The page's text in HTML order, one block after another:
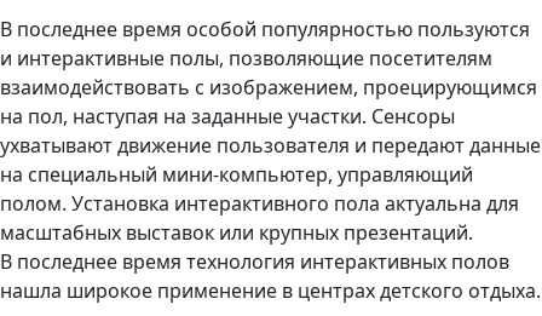
В последнее время особой популярностью пользуются
и интерактивные полы, позволяющие посетителям
взаимодействовать с изображением, проецирующимся
на пол, наступая на заданные участки. Сенсоры
ухватывают движение пользователя и передают данные
на специальный мини-компьютер, управляющий
полом. Установка интерактивного пола актуальна для
масштабных выставок или крупных презентаций.
В последнее время технология интерактивных полов
нашла широкое применение в центрах детского отдыха.